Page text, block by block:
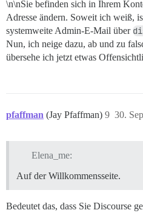
\n\nSie befinden sich in Ihrem
Adresse ändern. Soweit ich weiß,
systemweite Admin-E-Mail über
Nun, ich neige dazu, ab und zu
übersehe ich jetzt etwas
pfaffman (Jay Pfaffman) 30.
9
Elena_me:
Auf der Willkommensseite.
Bedeutet das, dass Sie Discourse